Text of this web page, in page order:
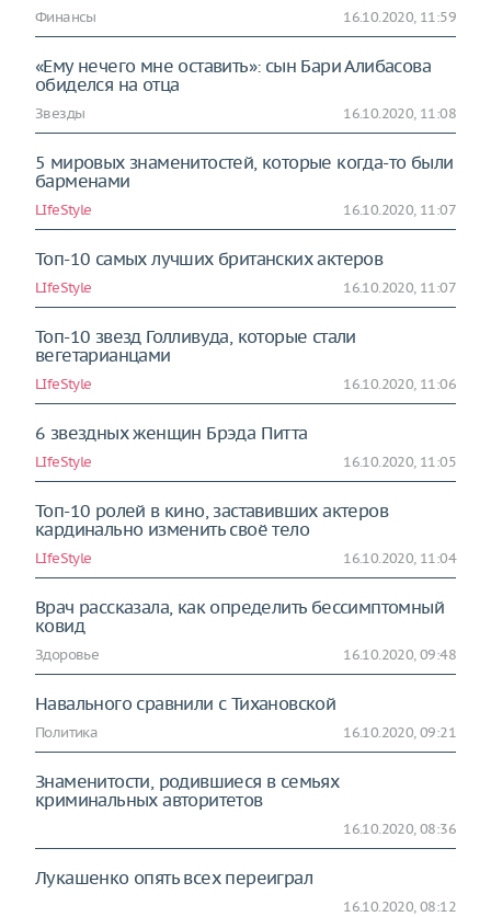
Финансы 16.10.2020, 11:59
«Ему нечего мне оставить»: сын Бари Алибасова
обиделся на отца
Звезды 16.10.2020, 11:08
5 мировых знаменитостей, которые когда-то были
барменами
LIfeStyle 16.10.2020, 11:07
Топ-10 самых лучших британских актеров
LIfeStyle 16.10.2020, 11:07
Топ-10 звезд Голливуда, которые стали
вегетарианцами
LIfeStyle 16.10.2020, 11:06
6 звездных женщин Брэда Питта
LIfeStyle 16.10.2020, 11:05
Топ-10 ролей в кино, заставивших актеров
кардинально изменить своё тело
LIfeStyle 16.10.2020, 11:04
Врач рассказала, как определить бессимптомный
ковид
Здоровье 16.10.2020, 09:48
Навального сравнили с Тихановской
Политика 16.10.2020, 09:21
Знаменитости, родившиеся в семьях
криминальных авторитетов
16.10.2020, 08:36
Лукашенко опять всех переиграл
16.10.2020, 08:12